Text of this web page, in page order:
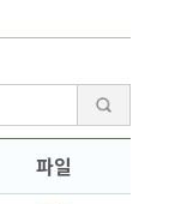
검색
파일